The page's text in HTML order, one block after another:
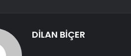
DİLAN BİÇER